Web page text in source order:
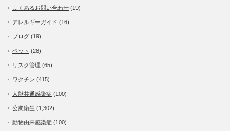
よくあるお問い合わせ (19)
アレルギーガイド (16)
ブログ (19)
ペット (28)
リスク管理 (65)
ワクチン (415)
人獣共通感染症 (100)
公衆衛生 (1,302)
動物由来感染症 (100)